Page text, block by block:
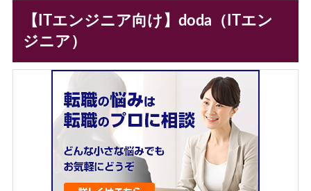
【ITエンジニア向け】doda（ITエン
ジニア）